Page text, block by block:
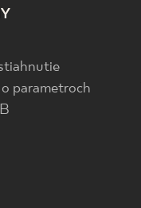
parametroch